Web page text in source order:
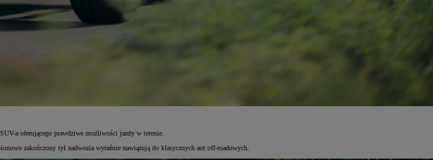
a oferującego prawdziwe możliwości jazdy w terenie.
zakończony tył nadwozia wyraźnie nawiązują do klasycznych aut off-roadowych.